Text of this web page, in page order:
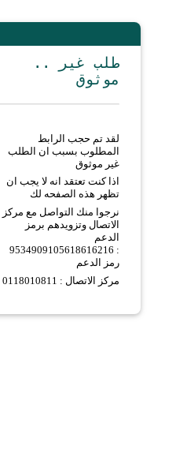
.. طلب غير
موثوق
لقد تم حجب الرابط
المطلوب بسبب ان الطلب
غير موثوق
اذا كنت تعتقد انه لا يجب ان
تظهر هذه الصفحه لك
نرجوا منك التواصل مع مركز
الاتصال وتزويدهم برمز
الدعم
9534909105618616216 :
رمز الدعم
مركز الاتصال : 0118010811